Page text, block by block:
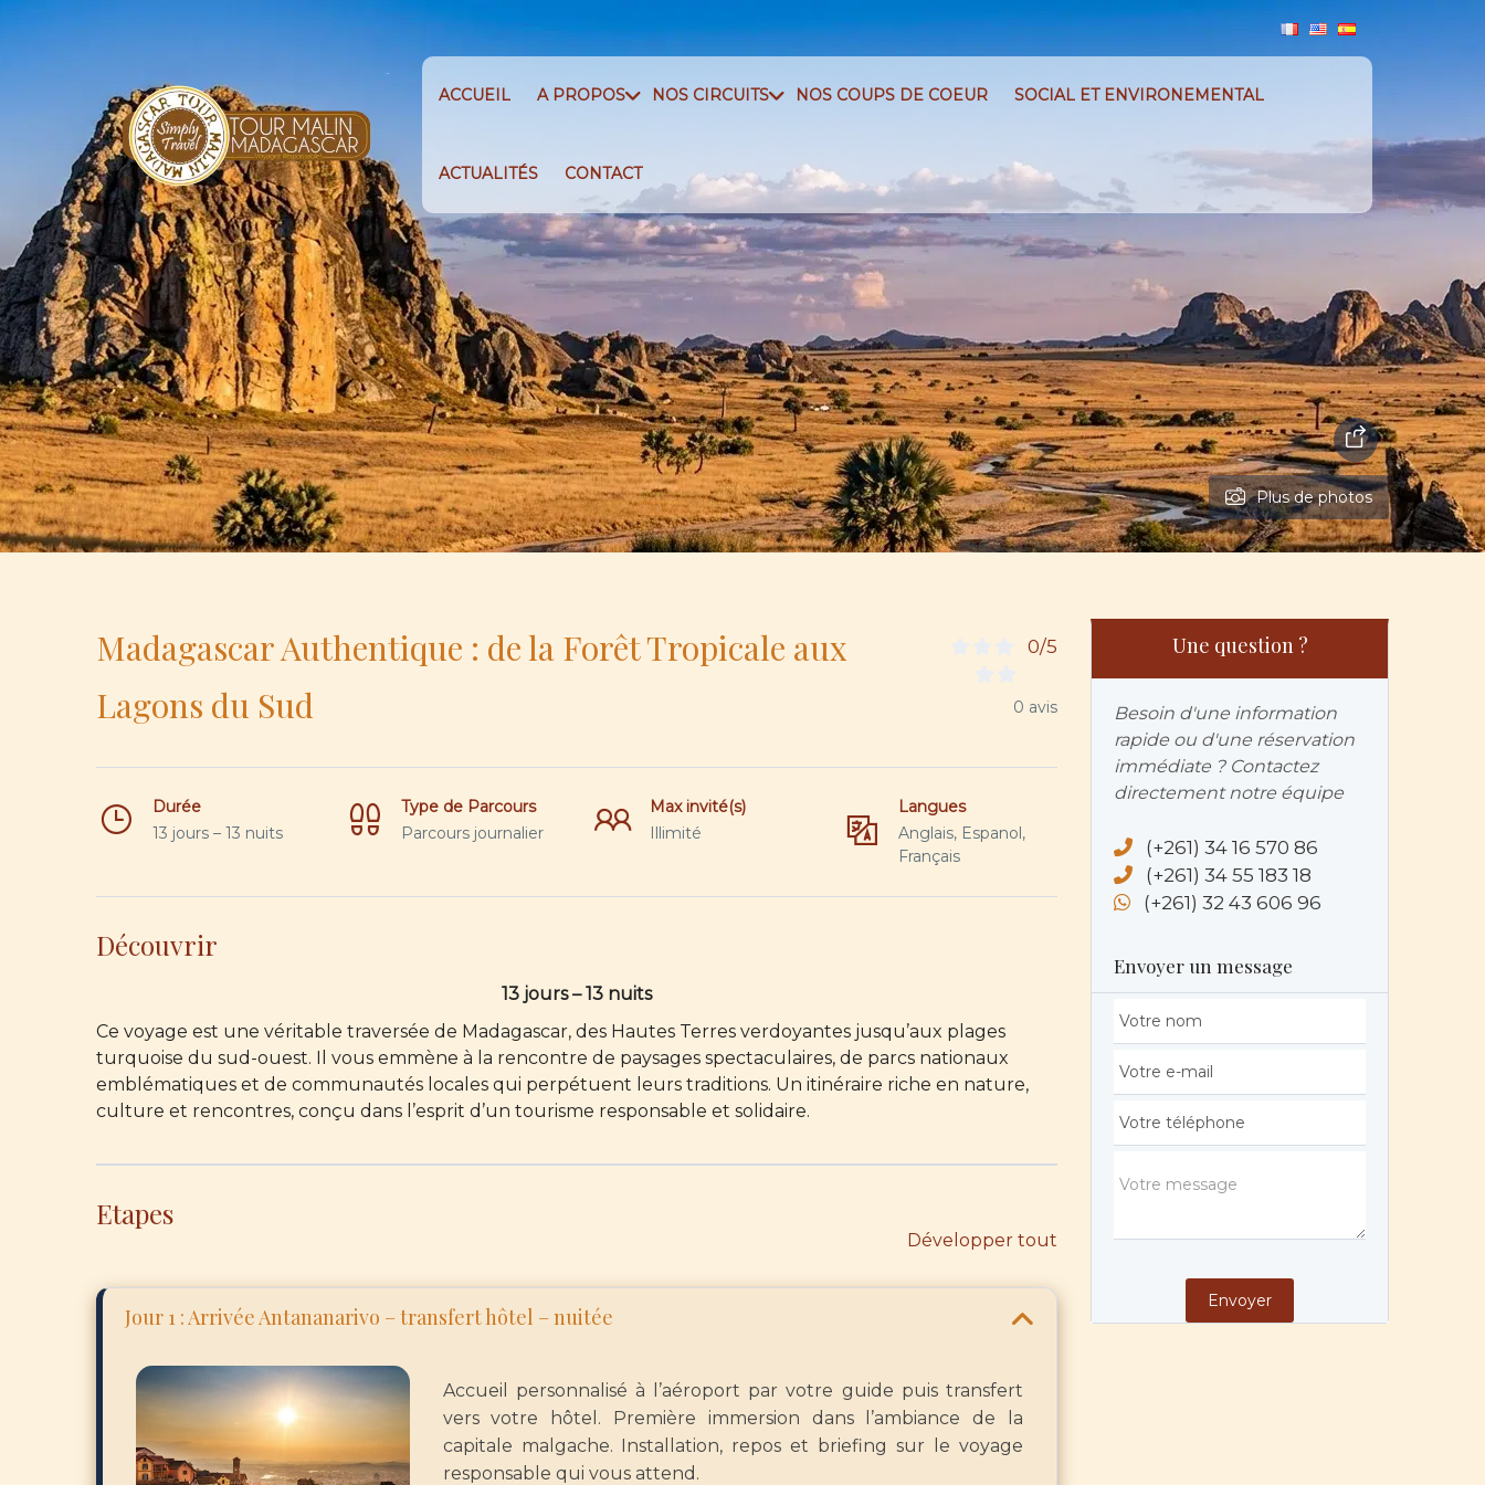
ACCUEIL A PROPOS NOS CIRCUITS NOS COUPS DE COEUR SOCIAL ET ENVIRONEMENTAL
ACTUALITÉS CONTACT
Plus de photos
Madagascar Authentique : de la Forêt Tropicale aux
Lagons du Sud
0/5
0 avis
Durée
13 jours – 13 nuits
Type de Parcours
Parcours journalier
Max invité(s)
Illimité
Langues
Anglais, Espanol,
Français
Découvrir
13 jours – 13 nuits
Ce voyage est une véritable traversée de Madagascar, des Hautes Terres verdoyantes jusqu’aux plages
turquoise du sud-ouest. Il vous emmène à la rencontre de paysages spectaculaires, de parcs nationaux
emblématiques et de communautés locales qui perpétuent leurs traditions. Un itinéraire riche en nature,
culture et rencontres, conçu dans l’esprit d’un tourisme responsable et solidaire.
Etapes
Développer tout
Jour 1 : Arrivée Antananarivo – transfert hôtel – nuitée
Accueil personnalisé à l’aéroport par votre guide puis transfert
vers votre hôtel. Première immersion dans l’ambiance de la
capitale malgache. Installation, repos et briefing sur le voyage
responsable qui vous attend.
Une question ?
Besoin d'une information
rapide ou d'une réservation
immédiate ? Contactez
directement notre équipe
(+261) 34 16 570 86
(+261) 34 55 183 18
(+261) 32 43 606 96
Envoyer un message